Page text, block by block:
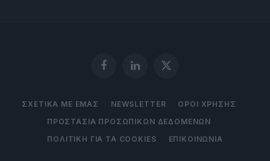
FacebookLinkedInX
ΣΧΕΤΙΚΑ ΜΕ ΕΜΑΣ NEWSLETTER
ΟΡΟΙ ΧΡΗΣΗΣ
ΠΡΟΣΤΑΣΙΑ ΠΡΟΣΩΠΙΚΩΝ ΔΕΔΟΜΕΝΩΝ
ΠΟΛΙΤΙΚΗ ΓΙΑ ΤΑ COOKIES
ΕΠΙΚΟΙΝΩΝΙΑ